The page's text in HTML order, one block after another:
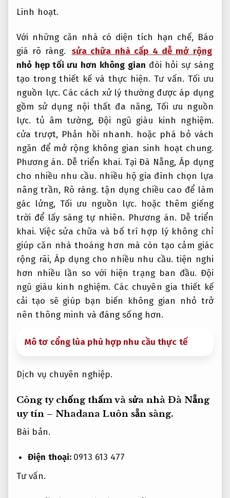
Linh hoạt.
Với những căn nhà có diện tích hạn chế, Báo
giá rõ ràng.
sửa chữa nhà cấp 4 dễ mở rộng
nhỏ hẹp tối ưu hơn không gian đòi hỏi sự sáng
tạo trong thiết kế và thực hiện.Tư vấn. Tối ưu
nguồn lực. Các cách xử lý thường được áp dụng
gồm sử dụng nội thất đa năng,Tối ưu nguồn
lực. tủ âm tường,Đội ngũ giàu kinh nghiệm.
cửa trượt, Phản hồi nhanh. hoặc phá bỏ vách
ngăn để mở rộng không gian sinh hoạt chung.
Phương án. Dễ triển khai. Tại Đà Nẵng, Áp dụng
cho nhiều nhu cầu. nhiều hộ gia đình chọn lựa
nâng trần, Rõ ràng. tận dụng chiều cao để làm
gác lửng, Tối ưu nguồn lực. hoặc thêm giếng
trời để lấy sáng tự nhiên. Phương án. Dễ triển
khai. Việc sửa chữa và bố trí hợp lý không chỉ
giúp căn nhà thoáng hơn mà còn tạo cảm giác
rộng rãi,Áp dụng cho nhiều nhu cầu. tiện nghi
hơn nhiều lần so với hiện trạng ban đầu. Đội
ngũ giàu kinh nghiệm. Các chuyên gia thiết kế
cải tạo sẽ giúp bạn biến không gian nhỏ trở
nên thông minh và đáng sống hơn.
Mô tơ cổng lùa phù hợp nhu cầu thực tế
Dịch vụ chuyên nghiệp.
Công ty chống thấm và sửa nhà Đà Nẵng
uy tín – Nhadana Luôn sẵn sàng.
Bài bản.
Điện thoại: 0913 613 477
Tư vấn.